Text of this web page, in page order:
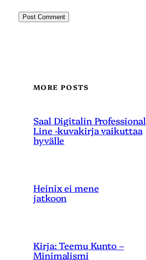
MORE POSTS
Saal Digitalin Professional
Line -kuvakirja vaikuttaa
hyvälle
Heinix ei mene
jatkoon
Kirja: Teemu Kunto –
Minimalismi